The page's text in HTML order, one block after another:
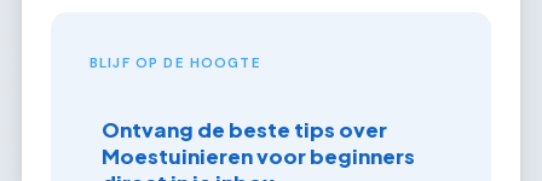
BLIJF OP DE HOOGTE
Ontvang de beste tips over
Moestuinieren voor beginners